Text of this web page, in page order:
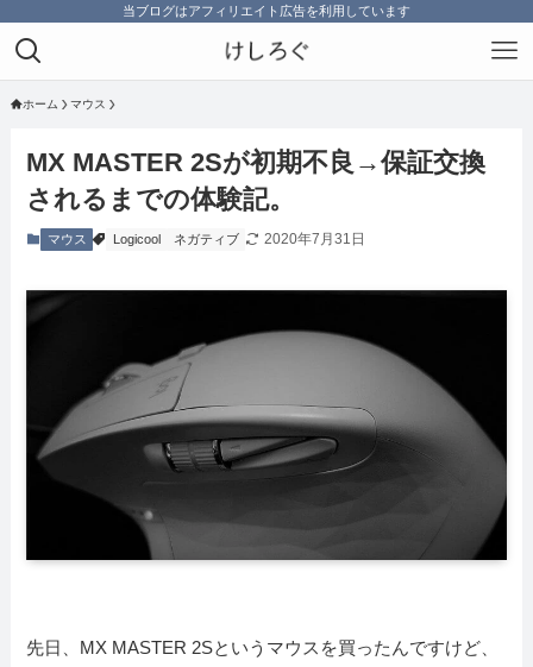
当ブログはアフィリエイト広告を利用しています
ホーム マウス
MX MASTER 2Sが初期不良→保証交換
されるまでの体験記。
マウス Logicool ネガティブ 2020年7月31日
先日、MX MASTER 2Sというマウスを買ったんですけど、